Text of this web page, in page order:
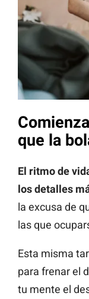
que la
El ritmo de
los detalles
la excusa de
las que
Esta misma
para frenar el
tu mente el